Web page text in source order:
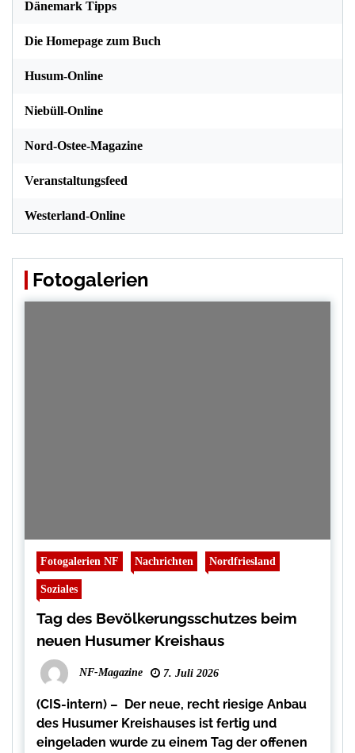
Dänemark Tipps
Die Homepage zum Buch
Husum-Online
Niebüll-Online
Nord-Ostee-Magazine
Veranstaltungsfeed
Westerland-Online
Fotogalerien
Fotogalerien NF Nachrichten Nordfriesland
Soziales
Tag des Bevölkerungsschutzes beim
neuen Husumer Kreishaus
NF-Magazine 7. Juli 2026
(CIS-intern) – Der neue, recht riesige Anbau
des Husumer Kreishauses ist fertig und
eingeladen wurde zu einem Tag der offenen